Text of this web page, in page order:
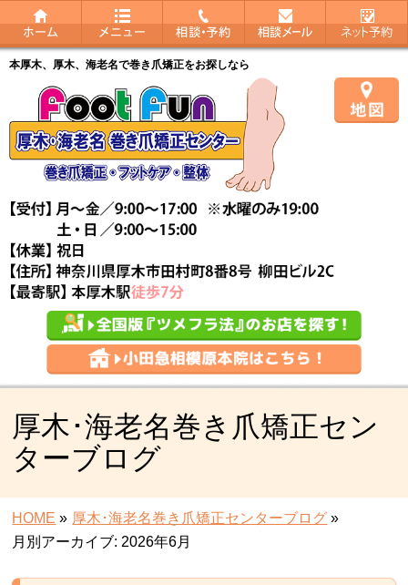
本厚木、厚木、海老名で巻き爪矯正をお探しなら
厚木･海老名巻き爪矯正セン
ターブログ
HOME » 厚木･海老名巻き爪矯正センターブログ »
月別アーカイブ: 2026年6月